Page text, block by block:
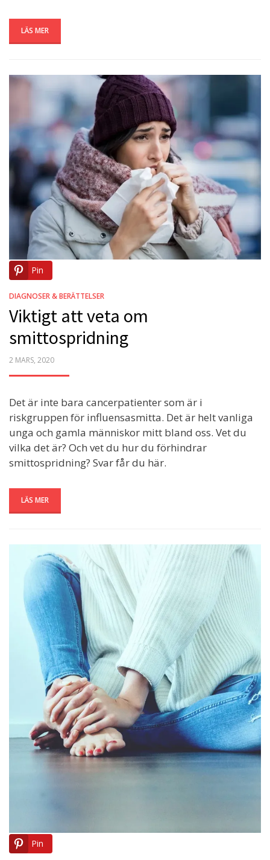
LÄS MER
Pin
DIAGNOSER & BERÄTTELSER
Viktigt att veta om
smittospridning
POSTED
2 MARS, 2020
Det är inte bara cancerpatienter som är i
riskgruppen för influensasmitta. Det är helt vanliga
unga och gamla människor mitt bland oss. Vet du
vilka det är? Och vet du hur du förhindrar
smittospridning? Svar får du här.
LÄS MER
Pin